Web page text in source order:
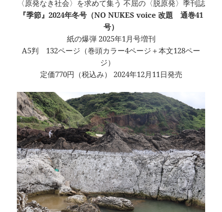
〈原発なき社会〉を求めて集う 不屈の〈脱原発〉季刊誌
『季節』2024年冬号（NO NUKES voice 改題 通巻41
号）
紙の爆弾 2025年1月号増刊
A5判 132ページ（巻頭カラー4ページ＋本文128ペー
ジ）
定価770円（税込み） 2024年12月11日発売